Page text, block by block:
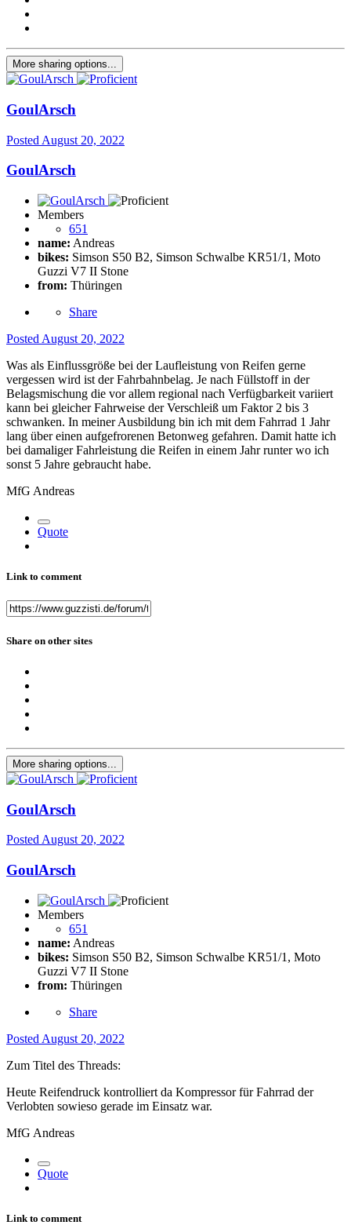
More sharing options...
GoulArsch
Posted August 20, 2022
GoulArsch
Members
651
name: Andreas
bikes: Simson S50 B2, Simson Schwalbe KR51/1, Moto
Guzzi V7 II Stone
from: Thüringen
Share
Posted August 20, 2022
Was als Einflussgröße bei der Laufleistung von Reifen gerne
vergessen wird ist der Fahrbahnbelag. Je nach Füllstoff in der
Belagsmischung die vor allem regional nach Verfügbarkeit variiert
kann bei gleicher Fahrweise der Verschleiß um Faktor 2 bis 3
schwanken. In meiner Ausbildung bin ich mit dem Fahrrad 1 Jahr
lang über einen aufgefrorenen Betonweg gefahren. Damit hatte ich
bei damaliger Fahrleistung die Reifen in einem Jahr runter wo ich
sonst 5 Jahre gebraucht habe.
MfG Andreas
Quote
Link to comment
Share on other sites
More sharing options...
GoulArsch
Posted August 20, 2022
GoulArsch
Members
651
name: Andreas
bikes: Simson S50 B2, Simson Schwalbe KR51/1, Moto
Guzzi V7 II Stone
from: Thüringen
Share
Posted August 20, 2022
Zum Titel des Threads:
Heute Reifendruck kontrolliert da Kompressor für Fahrrad der
Verlobten sowieso gerade im Einsatz war.
MfG Andreas
Quote
Link to comment